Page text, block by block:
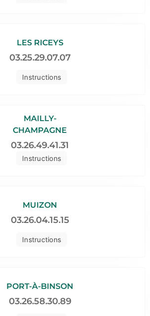
Instructions
LES RICEYS
03.25.29.07.07
Instructions
MAILLY-
CHAMPAGNE
03.26.49.41.31
Instructions
MUIZON
03.26.04.15.15
PORT-À-BINSON
03.26.58.30.89